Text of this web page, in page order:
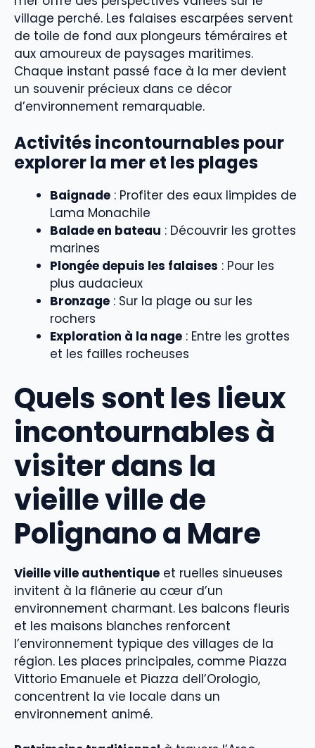
village perché. Les falaises escarpées servent
de toile de fond aux plongeurs téméraires et
aux amoureux de paysages maritimes.
Chaque instant passé face à la mer devient
un souvenir précieux dans ce décor
d’environnement remarquable.
Activités incontournables pour
explorer la mer et les plages
Baignade : Profiter des eaux limpides de
Lama Monachile
Balade en bateau : Découvrir les grottes
marines
Plongée depuis les falaises : Pour les
plus audacieux
Bronzage : Sur la plage ou sur les
rochers
Exploration à la nage : Entre les grottes
et les failles rocheuses
Quels sont les lieux
incontournables à
visiter dans la
vieille ville de
Polignano a Mare
Vieille ville authentique et ruelles sinueuses
invitent à la flânerie au cœur d’un
environnement charmant. Les balcons fleuris
et les maisons blanches renforcent
l’environnement typique des villages de la
région. Les places principales, comme Piazza
Vittorio Emanuele et Piazza dell’Orologio,
concentrent la vie locale dans un
environnement animé.